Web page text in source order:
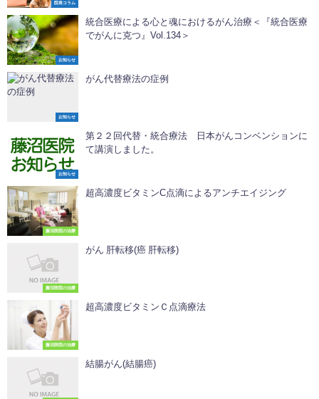
院長コラム
お知らせ
統合医療による心と魂におけるがん治療＜『統合医療
でがんに克つ』Vol.134＞
お知らせ
がん代替療法の症例
お知らせ
第２２回代替・統合療法 日本がんコンベンションに
て講演しました。
藤沼医院の治療
超高濃度ビタミンC点滴によるアンチエイジング
藤沼医院の治療
がん 肝転移(癌 肝転移)
藤沼医院の治療
超高濃度ビタミンＣ点滴療法
結腸がん(結腸癌)